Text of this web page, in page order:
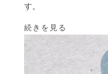
す。
続きを見る